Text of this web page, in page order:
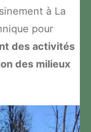
à La
pour
des activités
des milieux